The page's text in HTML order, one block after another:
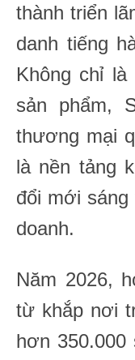
thành triển
danh tiếng
Không chỉ
sản phẩm,
thương mại
là nền tảng
đổi mới sáng
doanh.
Năm 2026,
từ khắp nơi
hơn 350.000